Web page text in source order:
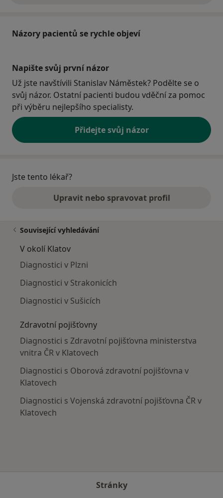
Názory pacientů se rychle objeví
Napište svůj první názor
Už jste navštívili Stanislav Náměstek? Podělte se o
svůj názor. Ostatní pacienti budou vděční za pomoc
při výběru nejlepšího specialisty.
Přidejte svůj názor
Jste tento lékař?
Upravit nebo spravovat profil
Související vyhledávání
V okolí Klatov
Diagnostici v Plzni
Diagnostici v Strakonicích
Diagnostici v Sušicích
Zdravotní pojišťovny
Diagnostici s Zdravotní pojišťovna ministerstva
vnitra ČR v Klatovech
Diagnostici s Oborová zdravotní pojišťovna v
Klatovech
Diagnostici s Vojenská zdravotní pojišťovna ČR v
Klatovech
Stránky